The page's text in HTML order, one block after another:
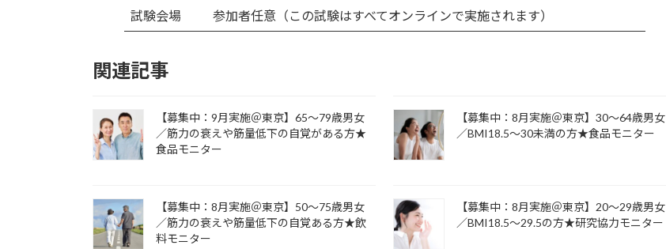
試験会場 参加者任意（この試験はすべてオンラインで実施されます）
関連記事
【募集中：9月実施＠東京】65～79歳男女
／筋力の衰えや筋量低下の自覚がある方★
食品モニター
【募集中：8月実施＠東京】30～64歳男女
／BMI18.5～30未満の方★食品モニター
【募集中：8月実施＠東京】50～75歳男女
／筋力の衰えや筋量低下の自覚ある方★飲
料モニター
【募集中：8月実施＠東京】20～29歳男女
／BMI18.5～29.5の方★研究協力モニター